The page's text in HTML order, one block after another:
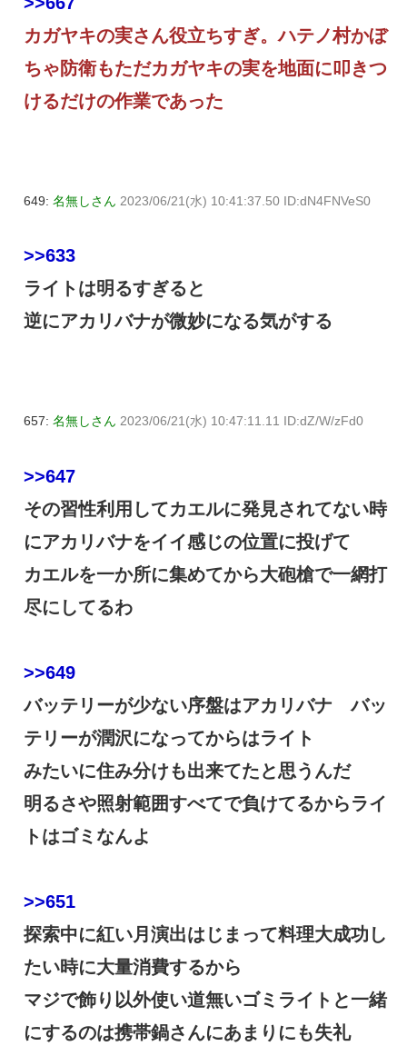
カガヤキの実さん役立ちすぎ。ハテノ村かぼ
ちゃ防衛もただカガヤキの実を地面に叩きつ
けるだけの作業であった
649: 名無しさん 2023/06/21(水) 10:41:37.50 ID:dN4FNVeS0
>>633
ライトは明るすぎると
逆にアカリバナが微妙になる気がする
657: 名無しさん 2023/06/21(水) 10:47:11.11 ID:dZ/W/zFd0
>>647
その習性利用してカエルに発見されてない時
にアカリバナをイイ感じの位置に投げて
カエルを一か所に集めてから大砲槍で一網打
尽にしてるわ
>>649
バッテリーが少ない序盤はアカリバナ バッ
テリーが潤沢になってからはライト
みたいに住み分けも出来てたと思うんだ
明るさや照射範囲すべてで負けてるからライ
トはゴミなんよ
>>651
探索中に紅い月演出はじまって料理大成功し
たい時に大量消費するから
マジで飾り以外使い道無いゴミライトと一緒
にするのは携帯鍋さんにあまりにも失礼